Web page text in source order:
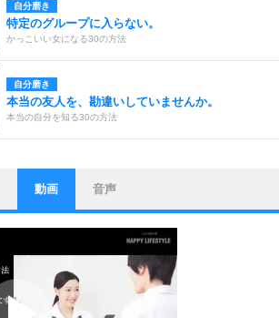
自分磨き
特定のグループに入らない。
かっこいい女になる30の方法
自分磨き
本当の友人を、勘違いしていませんか。
本当の自分を知る30の方法
ストレス対策
他人と比べない。
いっそのこと、他人を見ない。
いらいらしない人になる30の方法
プラス思考
ポジティブになれない原因は、行動しないから。
ポジティブ思考になる30の方法
動画 音声